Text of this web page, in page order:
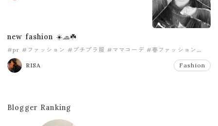
new fashion ☀️🧢☘️
#pr #ファッション #プチプラ服 #ママコーデ #春ファッション
#購入品
RISA
Fashion
Blogger Ranking